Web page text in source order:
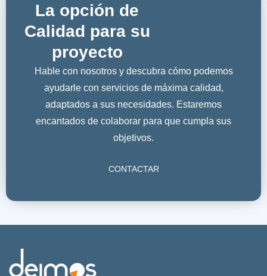
La opción de
Calidad para su
proyecto
Hable con nosotros y descubra cómo podemos
ayudarle con servicios de máxima calidad,
adaptados a sus necesidades. Estaremos
encantados de colaborar para que cumpla sus
objetivos.
CONTACTAR